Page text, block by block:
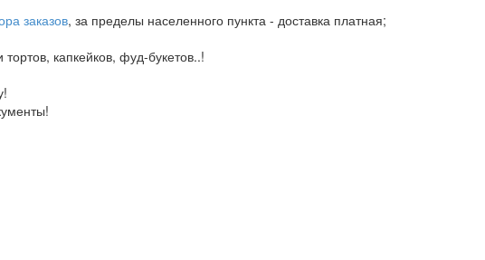
заказов, за пределы населенного пункта - доставка платная;
капкейков, фуд-букетов..!